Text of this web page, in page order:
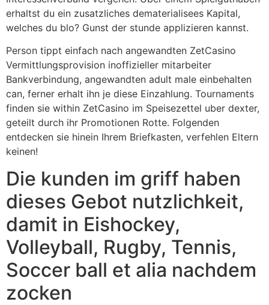
erhaltst du ein zusatzliches dematerialisees Kapital,
welches du blo? Gunst der stunde applizieren kannst.
Person tippt einfach nach angewandten ZetCasino
Vermittlungsprovision inoffizieller mitarbeiter
Bankverbindung, angewandten adult male einbehalten
can, ferner erhalt ihn je diese Einzahlung. Tournaments
finden sie within ZetCasino im Speisezettel uber dexter,
geteilt durch ihr Promotionen Rotte. Folgenden
entdecken sie hinein Ihrem Briefkasten, verfehlen Eltern
keinen!
Die kunden im griff haben
dieses Gebot nutzlichkeit,
damit in Eishockey,
Volleyball, Rugby, Tennis,
Soccer ball et alia nachdem
zocken